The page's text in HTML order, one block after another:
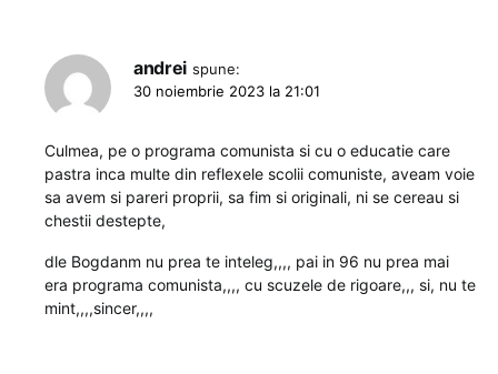
andrei spune:
30 noiembrie 2023 la 21:01
Culmea, pe o programa comunista si cu o educatie care
pastra inca multe din reflexele scolii comuniste, aveam voie
sa avem si pareri proprii, sa fim si originali, ni se cereau si
chestii destepte,
dle Bogdanm nu prea te inteleg,,,, pai in 96 nu prea mai
era programa comunista,,,, cu scuzele de rigoare,,, si, nu te
mint,,,,sincer,,,,